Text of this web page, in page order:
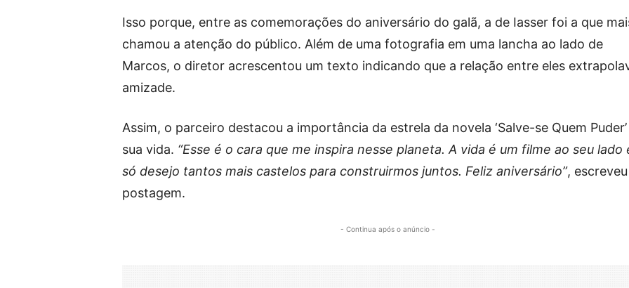
Isso porque, entre as comemorações do aniversário do galã, a de Iasser foi a que
chamou a atenção do público. Além de uma fotografia em uma lancha ao lado de
Marcos, o diretor acrescentou um texto indicando que a relação entre eles
amizade.
Assim, o parceiro destacou a importância da estrela da novela ‘Salve-se Quem
sua vida. “Esse é o cara que me inspira nesse planeta. A vida é um filme ao seu lado
só desejo tantos mais castelos para construirmos juntos. Feliz aniversário”,
postagem.
- Continua após o anúncio -